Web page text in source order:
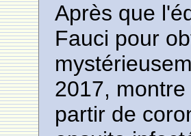
Après que
Fauci pour
2017,
partir de